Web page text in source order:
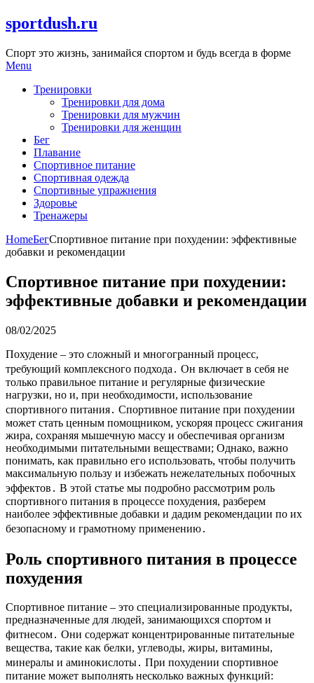
Skip
to
sportdush.ru
Спорт это жизнь, занимайся спортом и будь всегда в форме
Menu
Тренировки
Тренировки для дома
Тренировки для мужчин
Тренировки для женщин
Бег
Плавание
Спортивное питание
Спортивная одежда
Спортивные упражнения
Здоровье
Тренажеры
HomeБегСпортивное питание при похудении: эффективные
добавки и рекомендации
Спортивное питание при похудении:
эффективные добавки и рекомендации
08/02/2025
Похудение – это сложный и многогранный процесс,
требующий комплексного подхода․ Он включает в себя не
только правильное питание и регулярные физические
нагрузки, но и, при необходимости, использование
спортивного питания․ Спортивное питание при похудении
может стать ценным помощником, ускоряя процесс сжигания
жира, сохраняя мышечную массу и обеспечивая организм
необходимыми питательными веществами; Однако, важно
понимать, как правильно его использовать, чтобы получить
максимальную пользу и избежать нежелательных побочных
эффектов․ В этой статье мы подробно рассмотрим роль
спортивного питания в процессе похудения, разберем
наиболее эффективные добавки и дадим рекомендации по их
безопасному и грамотному применению․
Роль спортивного питания в процессе
похудения
Спортивное питание – это специализированные продукты,
предназначенные для людей, занимающихся спортом и
фитнесом․ Они содержат концентрированные питательные
вещества, такие как белки, углеводы, жиры, витамины,
минералы и аминокислоты․ При похудении спортивное
питание может выполнять несколько важных функций: